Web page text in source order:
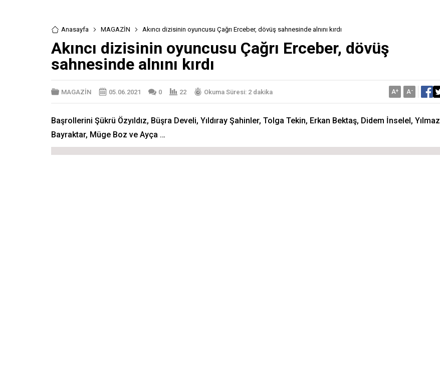
Anasayfa MAGAZİN Akıncı dizisinin oyuncusu Çağrı Erceber, dövüş sahnesinde alnını kırdı
Akıncı dizisinin oyuncusu Çağrı Erceber, dövüş
sahnesinde alnını kırdı
MAGAZİN 05.06.2021 0 22 Okuma Süresi: 2 dakika A+ A-
Başrollerini Şükrü Özyıldız, Büşra Develi, Yıldıray Şahinler, Tolga Tekin, Erkan Bektaş, Didem İnselel, Yılmaz
Bayraktar, Müge Boz ve Ayça …